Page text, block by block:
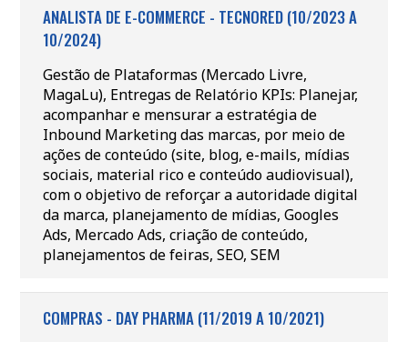
ANALISTA DE E-COMMERCE - TECNORED (10/2023 A
10/2024)
Gestão de Plataformas (Mercado Livre,
MagaLu), Entregas de Relatório KPIs: Planejar,
acompanhar e mensurar a estratégia de
Inbound Marketing das marcas, por meio de
ações de conteúdo (site, blog, e-mails, mídias
sociais, material rico e conteúdo audiovisual),
com o objetivo de reforçar a autoridade digital
da marca, planejamento de mídias, Googles
Ads, Mercado Ads, criação de conteúdo,
planejamentos de feiras, SEO, SEM
COMPRAS - DAY PHARMA (11/2019 A 10/2021)